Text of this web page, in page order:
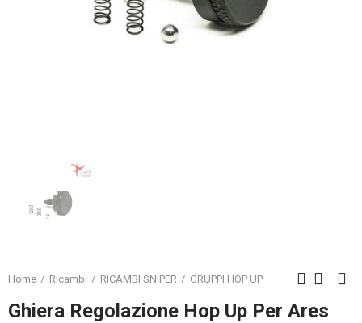
Home Ricambi RICAMBI SNIPER GRUPPI HOP UP
Ghiera Regolazione Hop Up Per Ares